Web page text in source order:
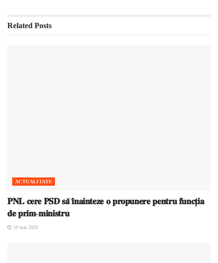
Related Posts
ACTUALITATE
𝐏𝐍𝐋 𝐜𝐞𝐫𝐞 𝐏𝐒𝐃 𝐬𝐚̆ 𝐢̂𝐧𝐚𝐢𝐧𝐭𝐞𝐳𝐞 𝐨 𝐩𝐫𝐨𝐩𝐮𝐧𝐞𝐫𝐞 𝐩𝐞𝐧𝐭𝐫𝐮 𝐟𝐮𝐧𝐜𝐭̦𝐢𝐚
𝐝𝐞 𝐩𝐫𝐢𝐦-𝐦𝐢𝐧𝐢𝐬𝐭𝐫𝐮
19 mai 2026